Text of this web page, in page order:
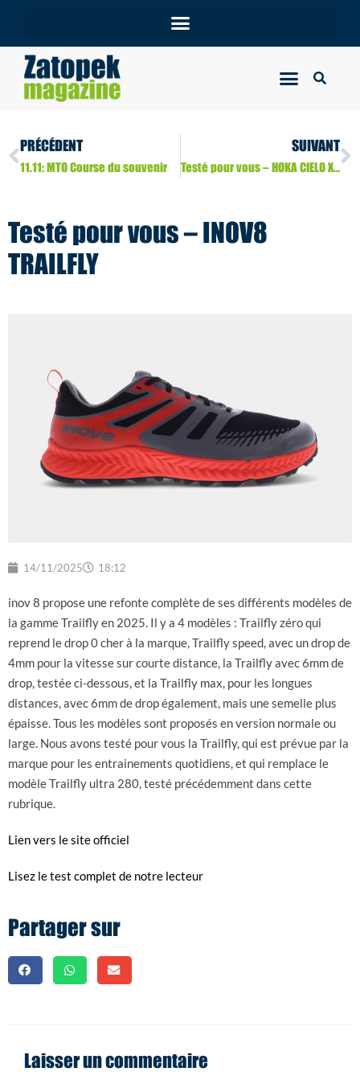
PRÉCÉDENT
11.11: MTO Course du souvenir
SUIVANT
Testé pour vous – HOKA CIELO X1 2.0
Testé pour vous – INOV8
TRAILFLY
14/11/2025 18:12
inov 8 propose une refonte complète de ses différents modèles de
la gamme Trailfly en 2025. Il y a 4 modèles : Trailfly zéro qui
reprend le drop 0 cher à la marque, Trailfly speed, avec un drop de
4mm pour la vitesse sur courte distance, la Trailfly avec 6mm de
drop, testée ci-dessous, et la Trailfly max, pour les longues
distances, avec 6mm de drop également, mais une semelle plus
épaisse. Tous les modèles sont proposés en version normale ou
large. Nous avons testé pour vous la Trailfly, qui est prévue par la
marque pour les entrainements quotidiens, et qui remplace le
modèle Trailfly ultra 280, testé précédemment dans cette
rubrique.
Lien vers le site officiel
Lisez le test complet de notre lecteur
Partager sur
Laisser un commentaire